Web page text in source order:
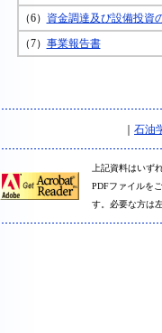
（6） 資金調達及び設備投資
（7） 事業報告書
石油
上記資料はいず
PDFファイルを
す。必要な方は